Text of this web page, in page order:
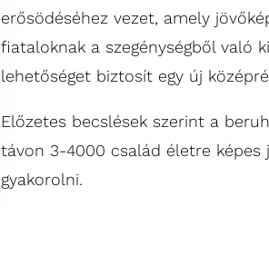
erősödéséhez vezet, amely
fiataloknak a szegénységből való
lehetőséget biztosít egy új
Előzetes becslések szerint a
távon 3-4000 család életre képes
gyakorolni.